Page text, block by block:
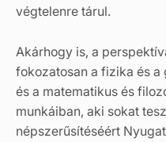
végtelenre tárul.
Akárhogy is, a
fokozatosan a fizika és
és a matematikus és
munkáiban, aki sokat
népszerűsítéséért